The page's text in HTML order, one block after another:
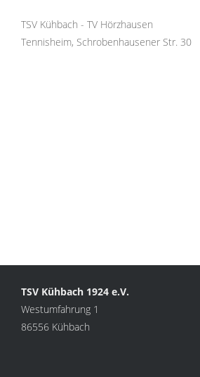
TSV Kühbach - TV Hörzhausen
Tennisheim, Schrobenhausener Str. 30
TSV Kühbach 1924 e.V.
Westumfahrung 1
86556 Kühbach